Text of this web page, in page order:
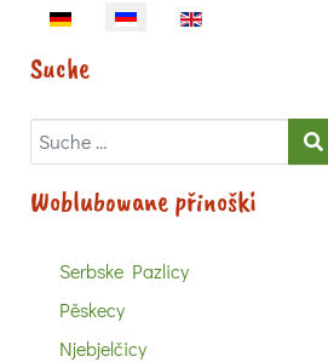
Sprache auswählen
Suche
Suchen
Woblubowane přinoški
Serbske Pazlicy
Pěskecy
Njebjelčicy